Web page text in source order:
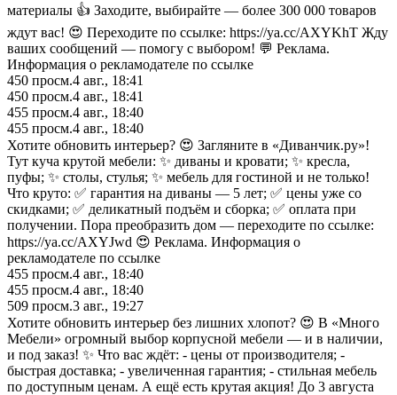
материалы 👍 Заходите, выбирайте — более 300 000 товаров
ждут вас! 😍 Переходите по ссылке: https://ya.cc/AXYKhT Жду
ваших сообщений — помогу с выбором! 💬 Реклама.
Информация о рекламодателе по ссылке
450 просм.4 авг., 18:41
450 просм.4 авг., 18:41
455 просм.4 авг., 18:40
455 просм.4 авг., 18:40
Хотите обновить интерьер? 😍 Загляните в «Диванчик.ру»!
Тут куча крутой мебели: ✨ диваны и кровати; ✨ кресла,
пуфы; ✨ столы, стулья; ✨ мебель для гостиной и не только!
Что круто: ✅ гарантия на диваны — 5 лет; ✅ цены уже со
скидками; ✅ деликатный подъём и сборка; ✅ оплата при
получении. Пора преобразить дом — переходите по ссылке:
https://ya.cc/AXYJwd 😍 Реклама. Информация о
рекламодателе по ссылке
455 просм.4 авг., 18:40
455 просм.4 авг., 18:40
509 просм.3 авг., 19:27
Хотите обновить интерьер без лишних хлопот? 😍 В «Много
Мебели» огромный выбор корпусной мебели — и в наличии,
и под заказ! ✨ Что вас ждёт: - цены от производителя; -
быстрая доставка; - увеличенная гарантия; - стильная мебель
по доступным ценам. А ещё есть крутая акция! До 3 августа